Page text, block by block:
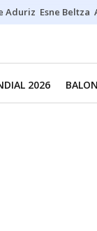
Aduriz Esne Beltza
2026